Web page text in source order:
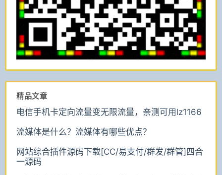
精品文章
电信手机卡定向流量变无限流量，亲测可用lz1166
流媒体是什么？流媒体有哪些优点？
网站综合插件源码下载[CC/易支付/群发/群管]四合
一源码